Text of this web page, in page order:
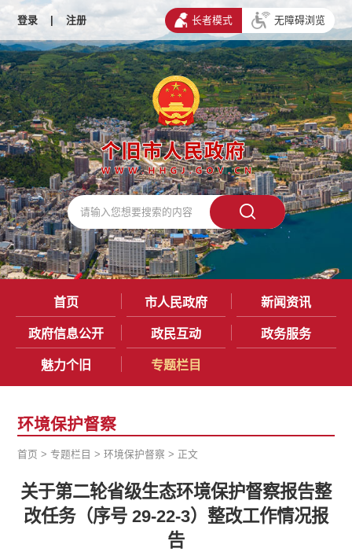
登录 | 注册 长者模式 无障碍浏览
首页 市人民政府 新闻资讯
政府信息公开 政民互动 政务服务
魅力个旧 专题栏目
环境保护督察
首页 >专题栏目 >环境保护督察 > 正文
关于第二轮省级生态环境保护督察报告整
改任务（序号 29-22-3）整改工作情况报
告